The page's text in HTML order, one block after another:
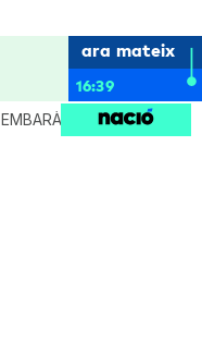
ara mateix
16:39
EMBARÀS CRIANÇA